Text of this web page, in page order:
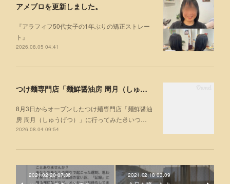
アメブロを更新しました。
『アラフィフ50代女子の1年ぶりの矯正ストレー
ト』
2026.08.05 04:41
つけ麺専門店「麺鮮醤油房 周月（しゅうげつ）」⁡ に行ってみた🍜
8月3日からオープンしたつけ麺専門店「麺鮮醤油
房 周月（しゅうげつ）」⁡に行ってみた🍜いつ…
2026.08.04 09:54
2021.02.20 07:36 2021.02.18 03:09